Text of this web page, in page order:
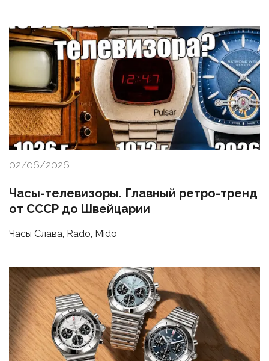
02/06/2026
Часы-телевизоры. Главный ретро-тренд
от СССР до Швейцарии
Часы Слава, Rado, Mido